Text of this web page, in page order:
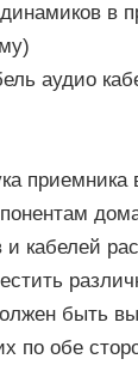
в
аудио
кабелей
быть
по обе